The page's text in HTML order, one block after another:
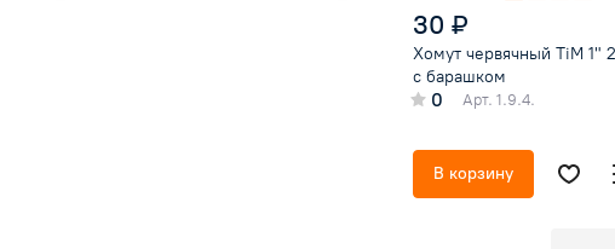
30 ₽
Хомут червячный TiM 1"
с барашком
0 Арт. 1.9.4.
В корзину